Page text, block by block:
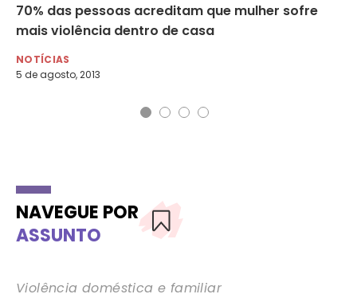
70% das pessoas acreditam que mulher sofre
mais violência dentro de casa
NOTÍCIAS
5 de agosto, 2013
NAVEGUE POR
ASSUNTO
Violência doméstica e familiar